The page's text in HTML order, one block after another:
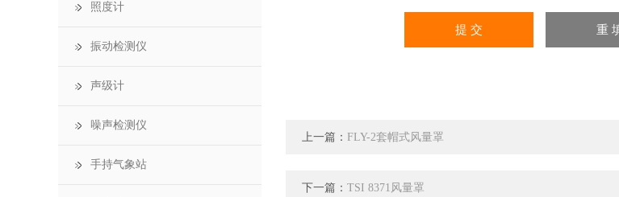
上一篇： FLY-2套帽式风量罩
下一篇： TSI 8371风量罩
照度计
振动检测仪
声级计
噪声检测仪
手持气象站